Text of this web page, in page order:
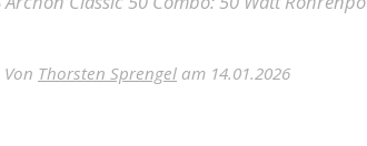
Von Thorsten Sprengel am 14.01.2026